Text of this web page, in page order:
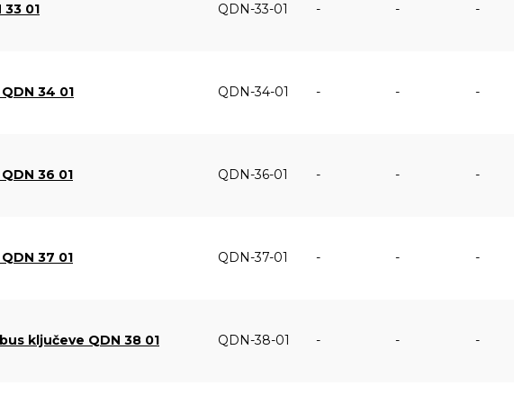
01 QDN-33-01 - - -
34 01 QDN-34-01 - - -
36 01 QDN-36-01 - - -
37 01 QDN-37-01 - - -
ključeve QDN 38 01 QDN-38-01 - - -